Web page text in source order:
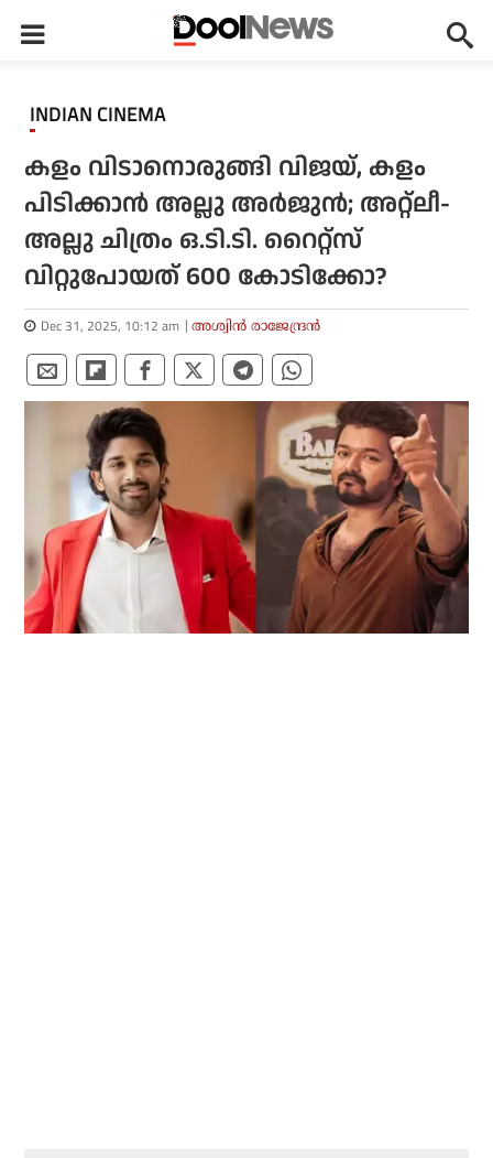
INDIAN CINEMA
കളം വിടാനൊരുങ്ങി വിജയ്, കളം
പിടിക്കാന്‍ അല്ലു അര്‍ജുന്‍; അറ്റ്‌ലീ-
അല്ലു ചിത്രം ഒ.ടി.ടി. റൈറ്റ്‌സ്
വിറ്റുപോയത് 600 കോടിക്കോ?
Dec 31, 2025, 10:12 am അശ്വിന്‍ രാജേന്ദ്രന്‍